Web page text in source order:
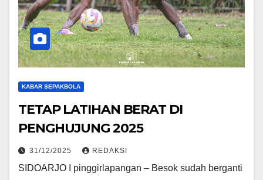
KABAR SEPAKBOLA
TETAP LATIHAN BERAT DI
PENGHUJUNG 2025
31/12/2025 REDAKSI
SIDOARJO I pinggirlapangan – Besok sudah berganti